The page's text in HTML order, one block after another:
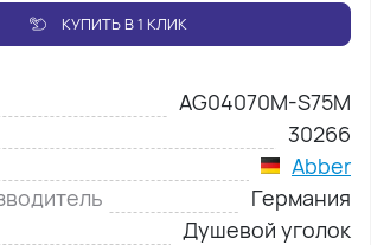
КУПИТЬ В 1 КЛИК
AG04070M-S75M
30266
Abber
Германия
Душевой уголок